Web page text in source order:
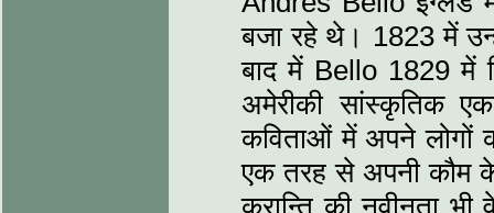
बजा रहे थे। 1823 में
बाद में Bello 1829
अमेरीकी सांस्कृतिक
कविताओं में अपने लोगों
एक तरह से अपनी कौम
क्रान्ति की नवीनता